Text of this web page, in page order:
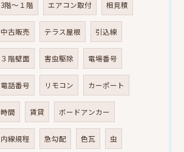
3階～１階 エアコン取付 相見積
中古販売 テラス屋根 引込線
３階壁面 害虫駆除 電場番号
電話番号 リモコン カーポート
時間 賃貸 ボードアンカー
内線規程 急勾配 色瓦 虫